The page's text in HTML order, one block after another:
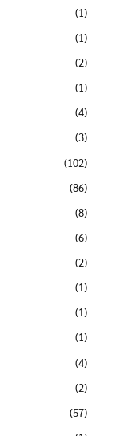
(1)
(1)
(2)
(1)
(4)
(3)
(102)
(86)
(8)
(6)
(2)
(1)
(1)
(1)
(4)
(2)
(57)